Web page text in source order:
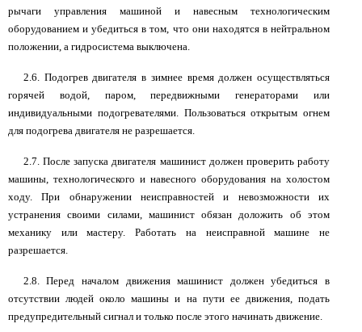
рычаги управления машиной и навесным технологическим
оборудованием и убедиться в том, что они находятся в нейтральном
положении, а гидросистема выключена.
2.6. Подогрев двигателя в зимнее время должен осуществляться
горячей водой, паром, передвижными генераторами или
индивидуальными подогревателями. Пользоваться открытым огнем
для подогрева двигателя не разрешается.
2.7. После запуска двигателя машинист должен проверить работу
машины, технологического и навесного оборудования на холостом
ходу. При обнаружении неисправностей и невозможности их
устранения своими силами, машинист обязан доложить об этом
механику или мастеру. Работать на неисправной машине не
разрешается.
2.8. Перед началом движения машинист должен убедиться в
отсутствии людей около машины и на пути ее движения, подать
предупредительный сигнал и только после этого начинать движение.